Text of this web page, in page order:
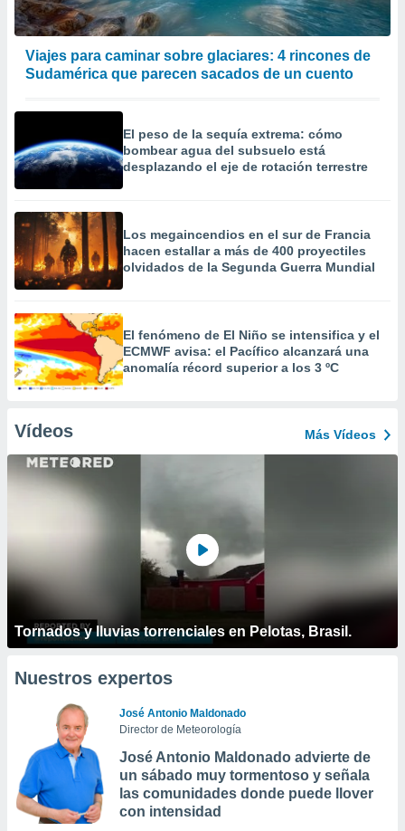
Viajes para caminar sobre glaciares: 4 rincones de
Sudamérica que parecen sacados de un cuento
El peso de la sequía extrema: cómo
bombear agua del subsuelo está
desplazando el eje de rotación terrestre
Los megaincendios en el sur de Francia
hacen estallar a más de 400 proyectiles
olvidados de la Segunda Guerra Mundial
El fenómeno de El Niño se intensifica y el
ECMWF avisa: el Pacífico alcanzará una
anomalía récord superior a los 3 ºC
Vídeos Más Vídeos
Tornados y lluvias torrenciales en Pelotas, Brasil.
Nuestros expertos
José Antonio Maldonado
Director de Meteorología
José Antonio Maldonado advierte de
un sábado muy tormentoso y señala
las comunidades donde puede llover
con intensidad